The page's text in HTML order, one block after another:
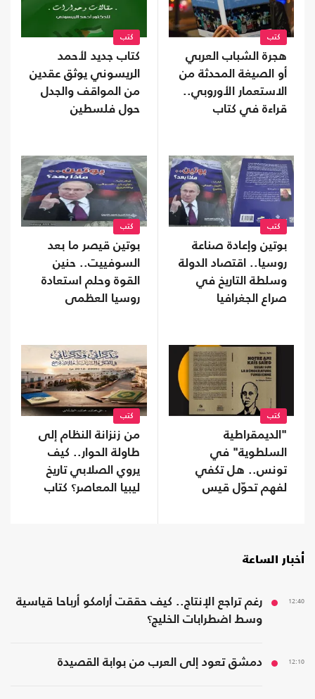
كتب
هجرة الشباب العربي
أو الصيغة المحدثة من
الاستعمار الأوروبي..
قراءة في كتاب
كتب
كتاب جديد لأحمد
الريسوني يوثق عقدين
من المواقف والجدل
حول فلسطين
كتب
بوتين وإعادة صناعة
روسيا.. اقتصاد الدولة
وسلطة التاريخ في
صراع الجغرافيا
كتب
بوتين قيصر ما بعد
السوفييت.. حنين
القوة وحلم استعادة
روسيا العظمى
كتب
"الديمقراطية
السلطوية" في
تونس.. هل تكفي
لفهم تحوّل قيس
كتب
من زنزانة النظام إلى
طاولة الحوار.. كيف
يروي الصلابي تاريخ
ليبيا المعاصر؟ كتاب
أخبار الساعة
12:40
رغم تراجع الإنتاج.. كيف حققت أرامكو أرباحا قياسية
وسط اضطرابات الخليج؟
12:10 دمشق تعود إلى العرب من بوابة القصيدة